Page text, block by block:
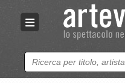
Ricerca